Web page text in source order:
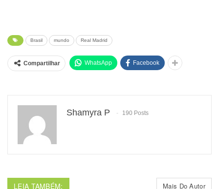
Brasil mundo Real Madrid
Compartilhar WhatsApp Facebook
Shamyra P 190 Posts
LEIA TAMBÉM: Mais Do Autor